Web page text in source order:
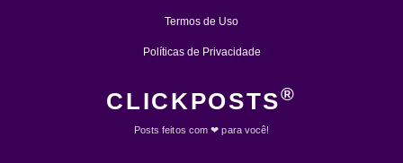
Termos de Uso
Políticas de Privacidade
CLICKPOSTS®
Posts feitos com ❤ para você!